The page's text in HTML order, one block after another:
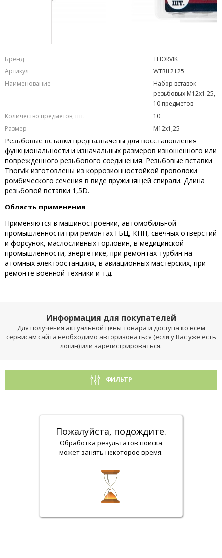
Бренд
THORVIK
Артикул
WTRI12125
Наименование
Набор вставок
резьбовых M12x1.25,
10 предметов
Количество предметов, шт.
10
Размер
M12x1,25
Резьбовые вставки предназначены для восстановления
функциональности и изначальных размеров изношенного или
поврежденного резьбового соединения. Резьбовые вставки
Thorvik изготовлены из коррозионностойкой проволоки
ромбического сечения в виде пружинящей спирали. Длина
резьбовой вставки 1,5D.
Область применения
Применяются в машиностроении, автомобильной
промышленности при ремонтах ГБЦ, КПП, свечных отверстий
и форсунок, маслосливных горловин, в медицинской
промышленности, энергетике, при ремонтах турбин на
атомных электростанциях, в авиационных мастерских, при
ремонте военной техники и т.д.
Информация для покупателей
Для получения актуальной цены товара и доступа ко всем
сервисам сайта необходимо авторизоваться (если у Вас уже есть
логин) или зарегистрироваться.
ФИЛЬТР
Пожалуйста, подождите.
Обработка результатов поиска
может занять некоторое время.